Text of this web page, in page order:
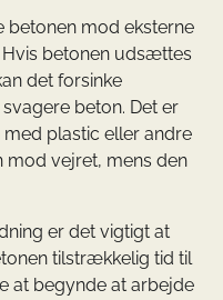
betonen mod eksterne
betonen udsættes
det forsinke
beton. Det er
plastic eller andre
mod vejret, mens den
er det vigtigt at
tilstrækkelig tid til
at begynde at arbejde